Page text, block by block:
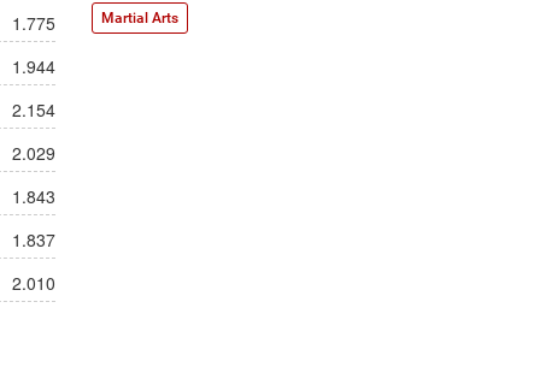
1.775
1.944
2.154
2.029
1.843
1.837
2.010
Martial Arts